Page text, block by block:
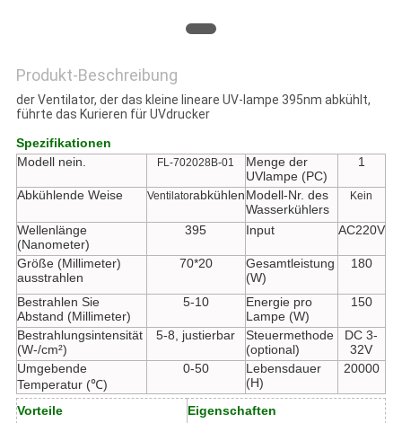
Produkt-Beschreibung
der Ventilator, der das kleine lineare UV-lampe 395nm abkühlt,
führte das Kurieren für UVdrucker
Spezifikationen
Modell nein.
FL-702028B-01
Menge der
UVlampe (PC)
1
Abkühlende Weise VentilatorabkühlenModell-Nr. des
Wasserkühlers
Kein
Wellenlänge
(Nanometer)
395 Input AC220V
Größe (Millimeter)
ausstrahlen
70*20
Gesamtleistung
(W)
180
Bestrahlen Sie
Abstand (Millimeter)
5-10
Energie pro
Lampe (W)
150
Bestrahlungsintensität
(W-/cm²)
5-8, justierbar
Steuermethode
(optional)
DC 3-
32V
Umgebende
Temperatur (℃)
0-50
Lebensdauer
(H)
20000
Vorteile Eigenschaften